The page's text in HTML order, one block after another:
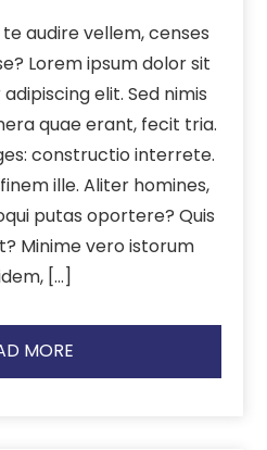
audire vellem, censes
Lorem ipsum dolor sit
elit. Sed nimis
quae erant, fecit tria.
constructio interrete.
ille. Aliter homines,
putas oportere? Quis
Minime vero istorum
[…]
READ MORE